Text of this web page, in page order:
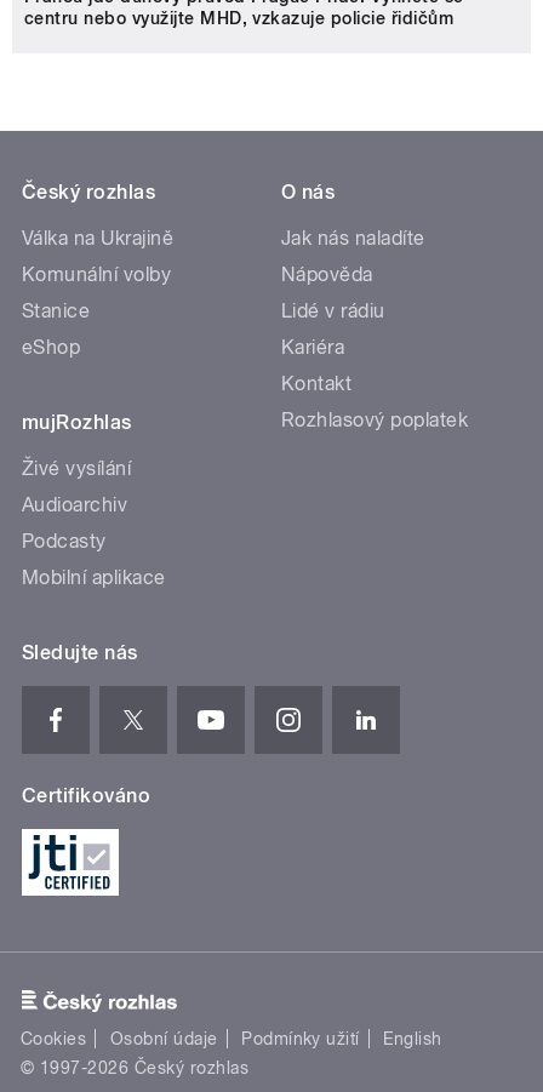
centru nebo využijte MHD, vzkazuje policie řidičům
Český rozhlas
Válka na Ukrajině
Komunální volby
Stanice
eShop
mujRozhlas
Živé vysílání
Audioarchiv
Podcasty
Mobilní aplikace
O nás
Jak nás naladíte
Nápověda
Lidé v rádiu
Kariéra
Kontakt
Rozhlasový poplatek
Sledujte nás
Certifikováno
Cookies Osobní údaje Podmínky užití
English
© 1997-2026 Český rozhlas